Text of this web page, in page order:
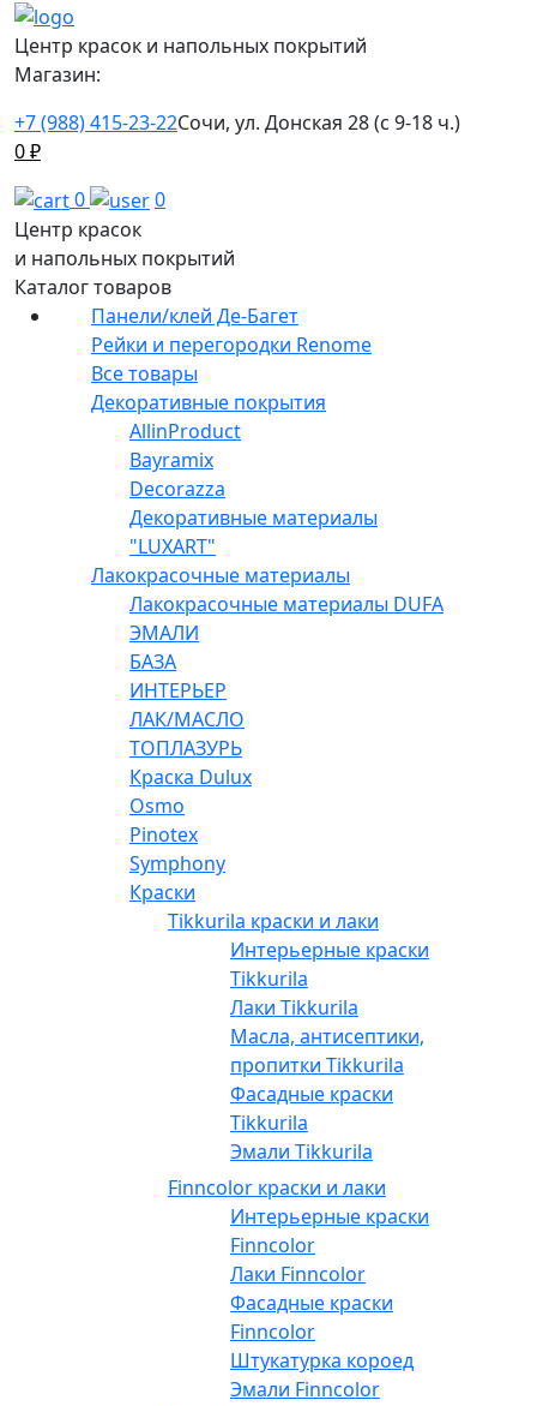
Центр красок и напольных покрытий
Магазин:
+7 (988) 415-23-22Сочи, ул. Донская 28 (с 9-18 ч.)
0₽
0
0
Центр красок
и напольных покрытий
Каталог товаров
Панели/клей Де-Багет
Рейки и перегородки Renome
Все товары
Декоративные покрытия
AllinProduct
Bayramix
Decorazza
Декоративные материалы
"LUXART"
Лакокрасочные материалы
Лакокрасочные материалы DUFA
ЭМАЛИ
БАЗА
ИНТЕРЬЕР
ЛАК/МАСЛО
ТОПЛАЗУРЬ
Краска Dulux
Osmo
Pinotex
Symphony
Краски
Tikkurila краски и лаки
Интерьерные краски
Tikkurila
Лаки Tikkurila
Масла, антисептики,
пропитки Tikkurila
Фасадные краски
Tikkurila
Эмали Tikkurila
Finncolor краски и лаки
Интерьерные краски
Finncolor
Лаки Finncolor
Фасадные краски
Finncolor
Штукатурка короед
Эмали Finncolor